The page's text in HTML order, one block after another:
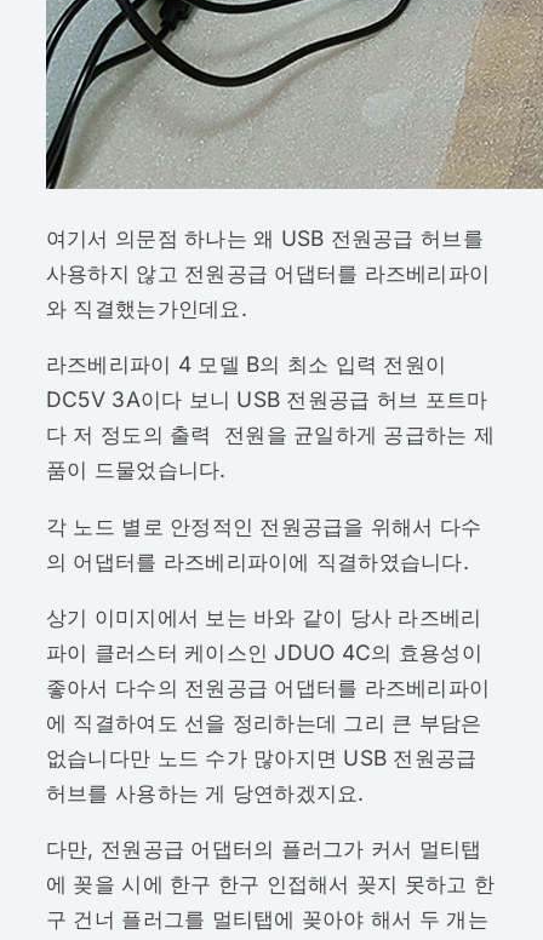
여기서 의문점 하나는 왜 USB 전원공급 허브를
사용하지 않고 전원공급 어댑터를 라즈베리파이
와 직결했는가인데요.
라즈베리파이 4 모델 B의 최소 입력 전원이
DC5V 3A이다 보니 USB 전원공급 허브 포트마
다 저 정도의 출력 전원을 균일하게 공급하는 제
품이 드물었습니다.
각 노드 별로 안정적인 전원공급을 위해서 다수
의 어댑터를 라즈베리파이에 직결하였습니다.
상기 이미지에서 보는 바와 같이 당사 라즈베리
파이 클러스터 케이스인 JDUO 4C의 효용성이
좋아서 다수의 전원공급 어댑터를 라즈베리파이
에 직결하여도 선을 정리하는데 그리 큰 부담은
없습니다만 노드 수가 많아지면 USB 전원공급
허브를 사용하는 게 당연하겠지요.
다만, 전원공급 어댑터의 플러그가 커서 멀티탭
에 꽂을 시에 한구 한구 인접해서 꽂지 못하고 한
구 건너 플러그를 멀티탭에 꽂아야 해서 두 개는